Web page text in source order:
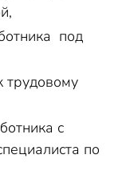
под
трудовому
с
по